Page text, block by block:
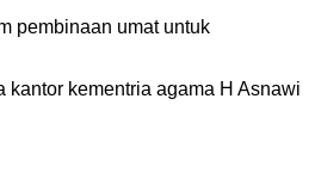
pembinaan umat untuk
kantor kementria agama H Asnawi